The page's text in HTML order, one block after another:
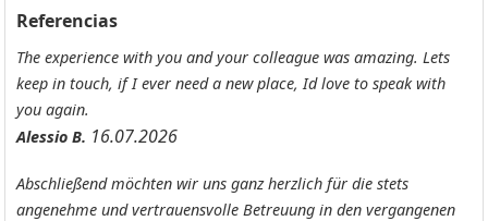
Referencias
The experience with you and your colleague was amazing. Lets
keep in touch, if I ever need a new place, Id love to speak with
you again.
Alessio B. 16.07.2026
Abschließend möchten wir uns ganz herzlich für die stets
angenehme und vertrauensvolle Betreuung in den vergangenen